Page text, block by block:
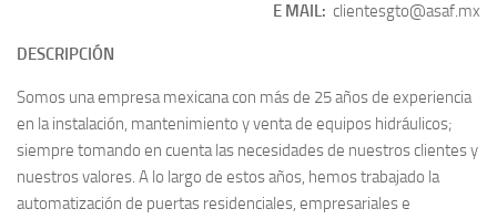
E MAIL: clientesgto@asaf.mx
DESCRIPCIÓN
Somos una empresa mexicana con más de 25 años de experiencia
en la instalación, mantenimiento y venta de equipos hidráulicos;
siempre tomando en cuenta las necesidades de nuestros clientes y
nuestros valores. A lo largo de estos años, hemos trabajado la
automatización de puertas residenciales, empresariales e